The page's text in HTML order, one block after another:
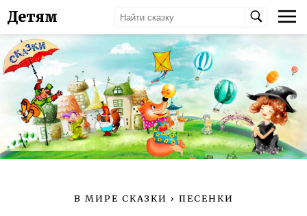
Детям
В МИРЕ СКАЗКИ › ПЕСЕНКИ